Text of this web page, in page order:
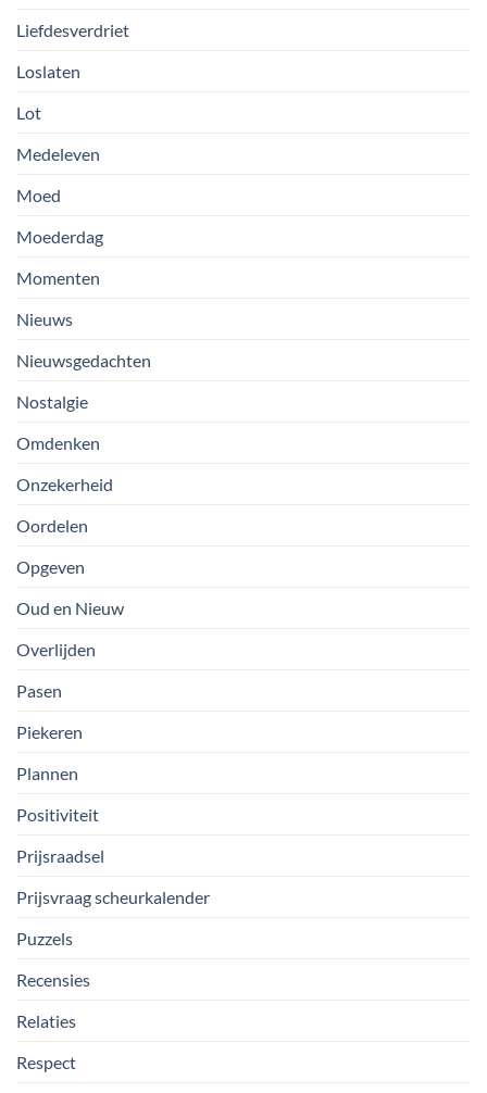
Liefdesverdriet
Loslaten
Lot
Medeleven
Moed
Moederdag
Momenten
Nieuws
Nieuwsgedachten
Nostalgie
Omdenken
Onzekerheid
Oordelen
Opgeven
Oud en Nieuw
Overlijden
Pasen
Piekeren
Plannen
Positiviteit
Prijsraadsel
Prijsvraag scheurkalender
Puzzels
Recensies
Relaties
Respect